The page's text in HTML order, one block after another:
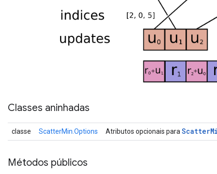
Classes aninhadas
classe ScatterMin.Options Atributos opcionais paraScatter
Métodos públicos